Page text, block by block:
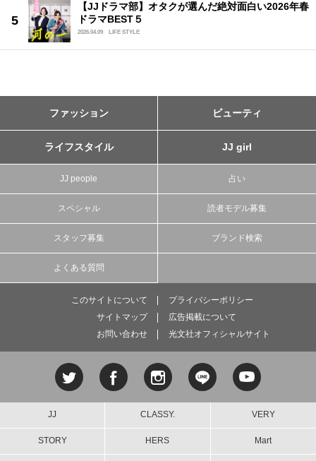
【JJドラマ部】オタクが選んだ絶対面白い2026年春
ドラマBEST５
2026.04.09 LIFE STYLE
ファッション ビューティ
ライフスタイル JJ girl
JJ people 占い
スペシャル 読者モデル募集
スタッフ募集 ブランド検索
よくある質問
このサイトについて
プライバシーポリシー
サイトマップ
広告掲載について
お問い合わせ
光文社オフィシャルサイト
JJ CLASSY. VERY
STORY HERS Mart